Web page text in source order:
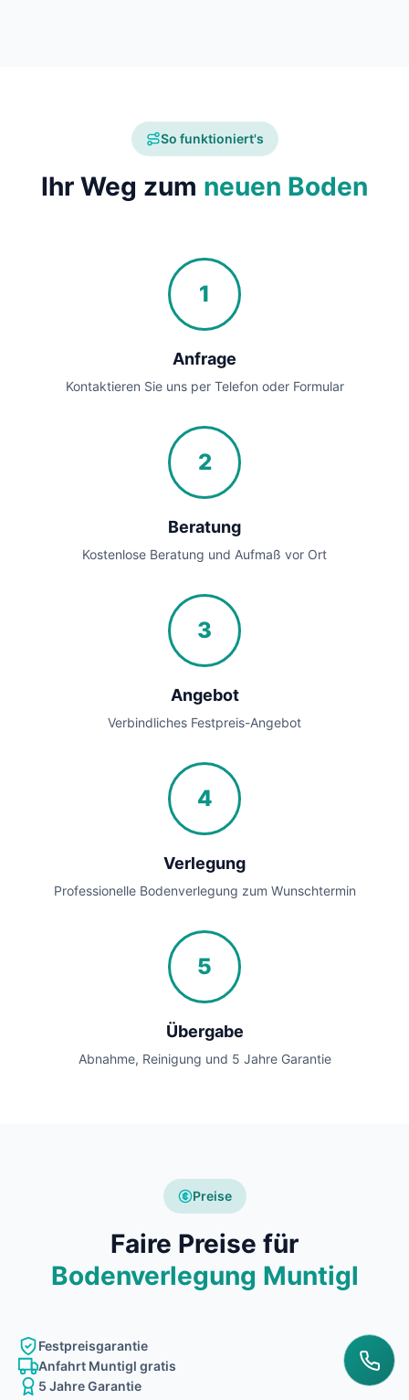
So funktioniert's
Ihr Weg zum neuen Boden
1
Anfrage
Kontaktieren Sie uns per Telefon oder Formular
2
Beratung
Kostenlose Beratung und Aufmaß vor Ort
3
Angebot
Verbindliches Festpreis-Angebot
4
Verlegung
Professionelle Bodenverlegung zum Wunschtermin
5
Übergabe
Abnahme, Reinigung und 5 Jahre Garantie
Preise
Faire Preise für
Bodenverlegung Muntigl
Festpreisgarantie
Anfahrt Muntigl gratis
5 Jahre Garantie